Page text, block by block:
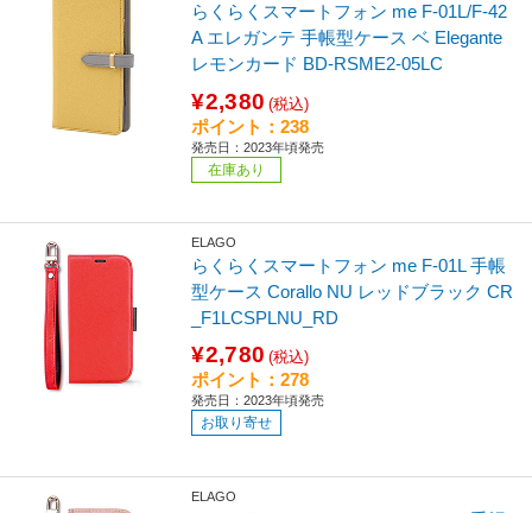
らくらくスマートフォン me F-01L/F-42
A エレガンテ 手帳型ケース ベ Elegante
レモンカード BD-RSME2-05LC
¥2,380 (税込)
ポイント：238
発売日：2023年頃発売
在庫あり
ELAGO
らくらくスマートフォン me F-01L 手帳
型ケース Corallo NU レッドブラック CR
_F1LCSPLNU_RD
¥2,780 (税込)
ポイント：278
発売日：2023年頃発売
お取り寄せ
ELAGO